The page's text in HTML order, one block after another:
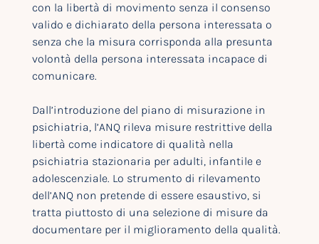
con la libertà di movimento senza il consenso
valido e dichiarato della persona interessata o
senza che la misura corrisponda alla presunta
volontà della persona interessata incapace di
comunicare.
Dall’introduzione del piano di misurazione in
psichiatria, l’ANQ rileva misure restrittive della
libertà come indicatore di qualità nella
psichiatria stazionaria per adulti, infantile e
adolescenziale. Lo strumento di rilevamento
dell’ANQ non pretende di essere esaustivo, si
tratta piuttosto di una selezione di misure da
documentare per il miglioramento della qualità.